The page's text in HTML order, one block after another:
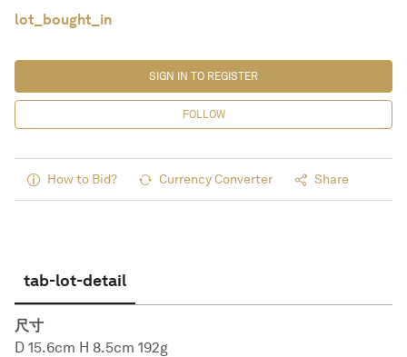
lot_bought_in
FOLLOW
SIGN IN TO REGISTER
How to Bid? Currency Converter Share
tab-lot-detail
尺寸
D 15.6cm H 8.5cm 192g